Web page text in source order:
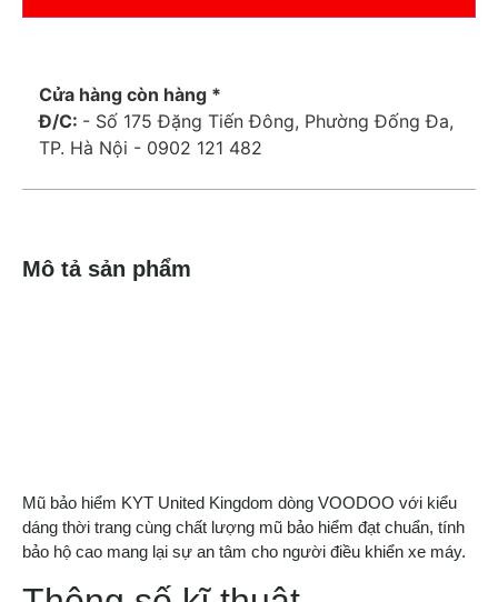
Cửa hàng còn hàng *
Đ/C: - Số 175 Đặng Tiến Đông, Phường Đống Đa,
TP. Hà Nội - 0902 121 482
Mô tả sản phẩm
Mũ bảo hiểm KYT United Kingdom dòng VOODOO với kiểu
dáng thời trang cùng chất lượng mũ bảo hiểm đạt chuẩn, tính
bảo hộ cao mang lại sự an tâm cho người điều khiển xe máy.